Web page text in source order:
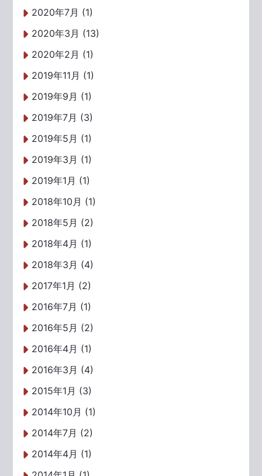
2020年7月 (1)
2020年3月 (13)
2020年2月 (1)
2019年11月 (1)
2019年9月 (1)
2019年7月 (3)
2019年5月 (1)
2019年3月 (1)
2019年1月 (1)
2018年10月 (1)
2018年5月 (2)
2018年4月 (1)
2018年3月 (4)
2017年1月 (2)
2016年7月 (1)
2016年5月 (2)
2016年4月 (1)
2016年3月 (4)
2015年1月 (3)
2014年10月 (1)
2014年7月 (2)
2014年4月 (1)